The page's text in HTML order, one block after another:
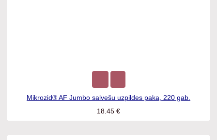
Mikrozid® AF Jumbo salvešu uzpildes paka, 220 gab.
18.45€